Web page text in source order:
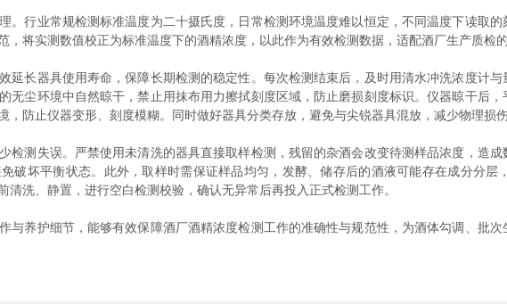
行业常规检测标准温度为二十摄氏度，日常检测环境温度难以恒定，不同温度下读取
，将实测数值校正为标准温度下的酒精浓度，以此作为有效检测数据，适配酒厂生产质检
长器具使用寿命，保障长期检测的稳定性。每次检测结束后，及时用清水冲洗浓度计
无尘环境中自然晾干，禁止用抹布用力擦拭刻度区域，防止磨损刻度标识。仪器晾干后
，防止仪器变形、刻度模糊。同时做好器具分类存放，避免与尖锐器具混放，减少物理损
测失误。严禁使用未清洗的器具直接取样检测，残留的杂酒会改变待测样品浓度，造
破坏平衡状态。此外，取样时需保证样品均匀，发酵、储存后的酒液可能存在成分分
洗、静置，进行空白检测校验，确认无异常后再投入正式检测工作。
养护细节，能够有效保障酒厂酒精浓度检测工作的准确性与规范性，为酒体勾调、批